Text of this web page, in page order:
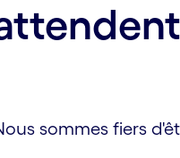
sommes fiers